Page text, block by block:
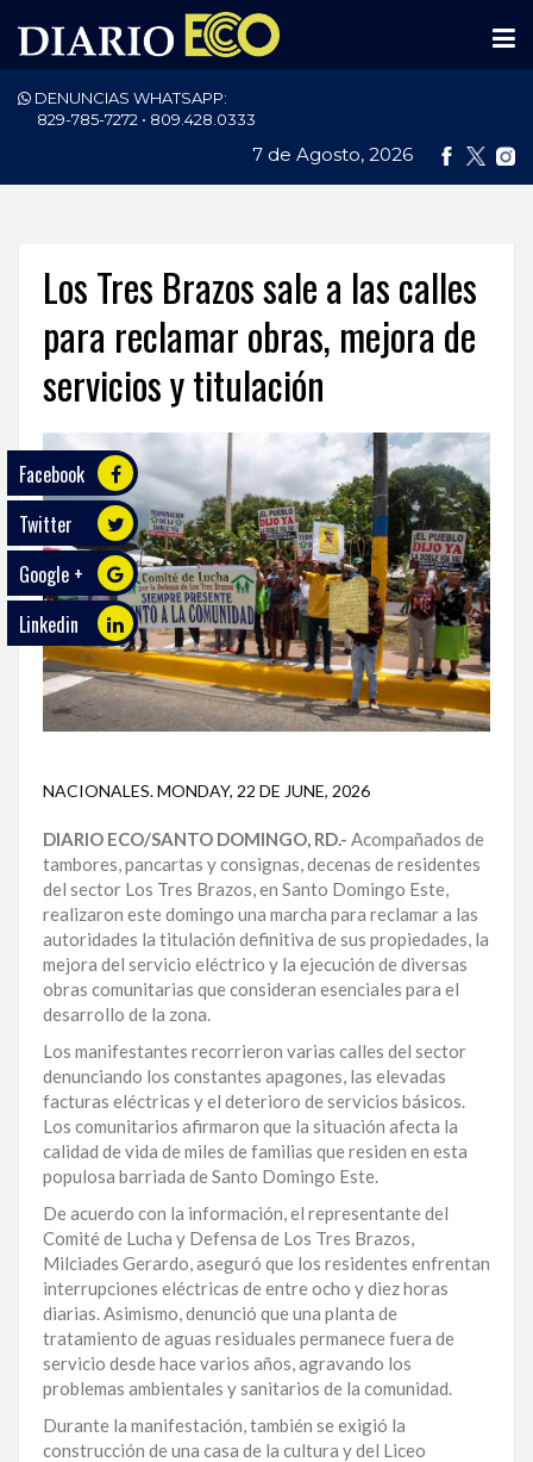
DENUNCIAS WHATSAPP:
829-785-7272 • 809.428.0333
7 de Agosto, 2026
PORTADA
DEPORTES
SALUD
TECNOLOGÍA
ECO
PLAY
TRABAJOS
DE
INVESTIGACIÓN
NACIONAL
SANTO
DOMINGO
SANTIAGO
SAN
JUAN
LA
ALTAGRACIA
PUERTO
CONTÁCTENOS
Los Tres Brazos sale a las calles
para reclamar obras, mejora de
servicios y titulación
Facebook
Twitter
Google +
Linkedin
NACIONALES.MONDAY, 22 DE JUNE, 2026
DIARIO ECO/SANTO DOMINGO, RD.- Acompañados de
tambores, pancartas y consignas, decenas de residentes
del sector Los Tres Brazos, en Santo Domingo Este,
realizaron este domingo una marcha para reclamar a las
autoridades la titulación definitiva de sus propiedades, la
mejora del servicio eléctrico y la ejecución de diversas
obras comunitarias que consideran esenciales para el
desarrollo de la zona.
Los manifestantes recorrieron varias calles del sector
denunciando los constantes apagones, las elevadas
facturas eléctricas y el deterioro de servicios básicos.
Los comunitarios afirmaron que la situación afecta la
calidad de vida de miles de familias que residen en esta
populosa barriada de Santo Domingo Este.
De acuerdo con la información, el representante del
Comité de Lucha y Defensa de Los Tres Brazos,
Milciades Gerardo, aseguró que los residentes enfrentan
interrupciones eléctricas de entre ocho y diez horas
diarias. Asimismo, denunció que una planta de
tratamiento de aguas residuales permanece fuera de
servicio desde hace varios años, agravando los
problemas ambientales y sanitarios de la comunidad.
Durante la manifestación, también se exigió la
construcción de una casa de la cultura y del Liceo